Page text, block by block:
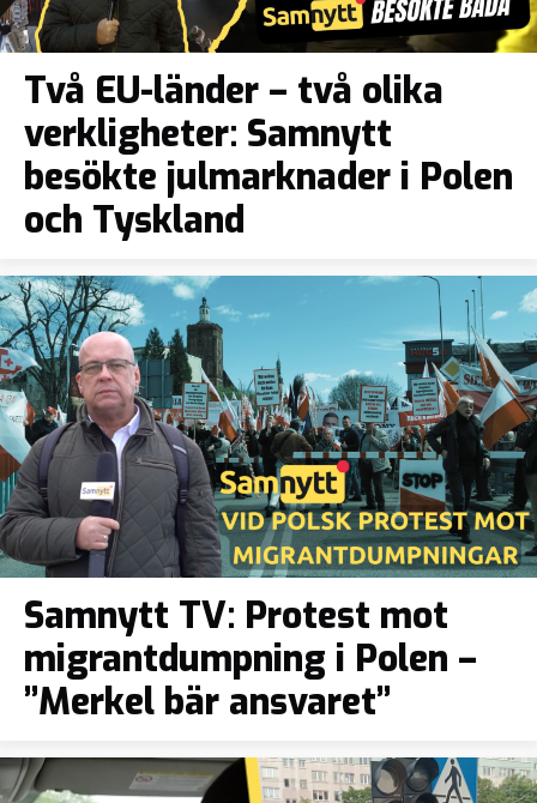
Två EU-länder – två olika
verkligheter: Samnytt
besökte julmarknader i Polen
och Tyskland
Samnytt TV: Protest mot
migrantdumpning i Polen –
”Merkel bär ansvaret”